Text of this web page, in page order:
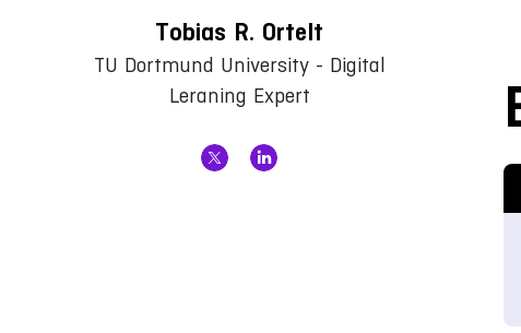
Tobias R. Ortelt
TU Dortmund University - Digital
Leraning Expert